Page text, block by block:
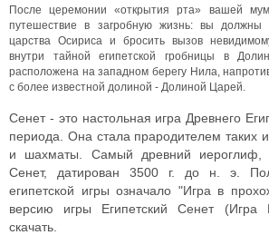
После церемонии «открытия рта» вашей
путешествие в загробную жизнь: вы должны
царства Осириса и бросить вызов
внутри тайной египетской гробницы в
расположена на западном берегу Нила,
с более известной долиной - Долиной Царей.
Сенет - это настольная игра Древнего
периода. Она стала прародителем таких
и шахматы. Самый древний иероглиф,
Сенет, датирован 3500 г. до н. э.
египетской игры означало "Игра в
версию игры Египетский Сенет (Игра
скачать.